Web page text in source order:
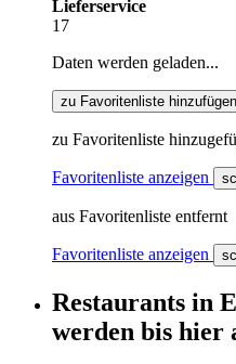
Lieferservice
17
Daten werden geladen...
zu Favoritenliste hinzufügen
zu Favoritenliste
Favoritenliste anzeigen
aus Favoritenliste entfernt
Favoritenliste anzeigen
Restaurants in
werden bis hier